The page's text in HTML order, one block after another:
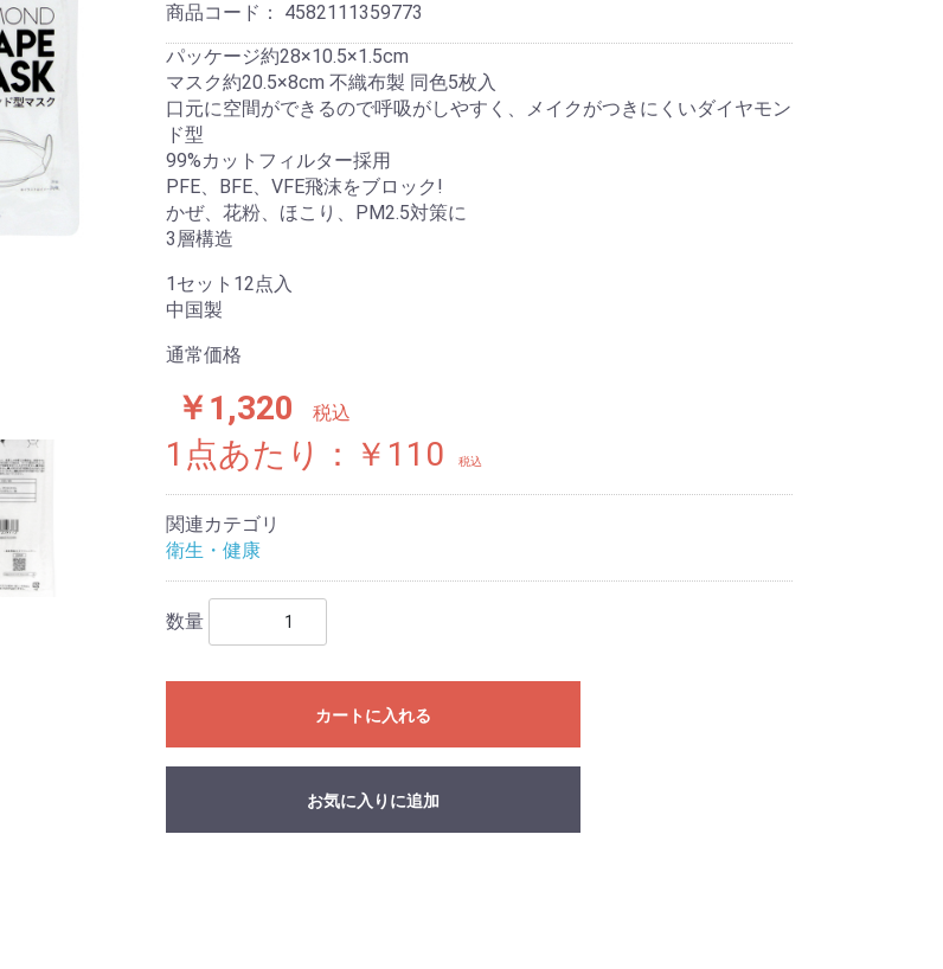
商品コード： 4582111359773
パッケージ約28×10.5×1.5cm
マスク約20.5×8cm 不織布製 同色5枚入
口元に空間ができるので呼吸がしやすく、メイクがつきにくいダイヤモン
ド型
99%カットフィルター採用
PFE、BFE、VFE飛沫をブロック!
かぜ、花粉、ほこり、PM2.5対策に
3層構造
1セット12点入
中国製
通常価格
￥1,320 税込
1点あたり：￥110 税込
関連カテゴリ
衛生・健康
数量
カートに入れる
お気に入りに追加